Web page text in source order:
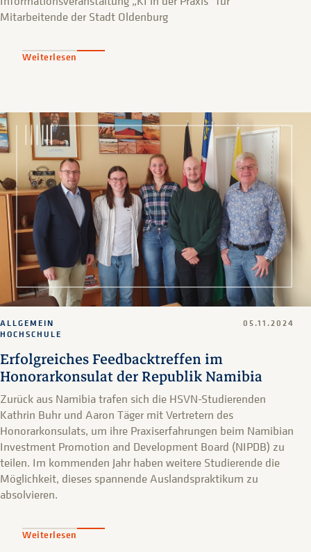
Mitarbeitende der Stadt Oldenburg
Weiterlesen
Erfolgreiches Feedbacktreffen im
Honorarkonsulat der Republik Namibia
ALLGEMEIN
HOCHSCHULE
05.11.2024
Zurück aus Namibia trafen sich die HSVN-Studierenden
Kathrin Buhr und Aaron Täger mit Vertretern des
Honorarkonsulats, um ihre Praxiserfahrungen beim Namibian
Investment Promotion and Development Board (NIPDB) zu
teilen. Im kommenden Jahr haben weitere Studierende die
Möglichkeit, dieses spannende Auslandspraktikum zu
absolvieren.
Weiterlesen